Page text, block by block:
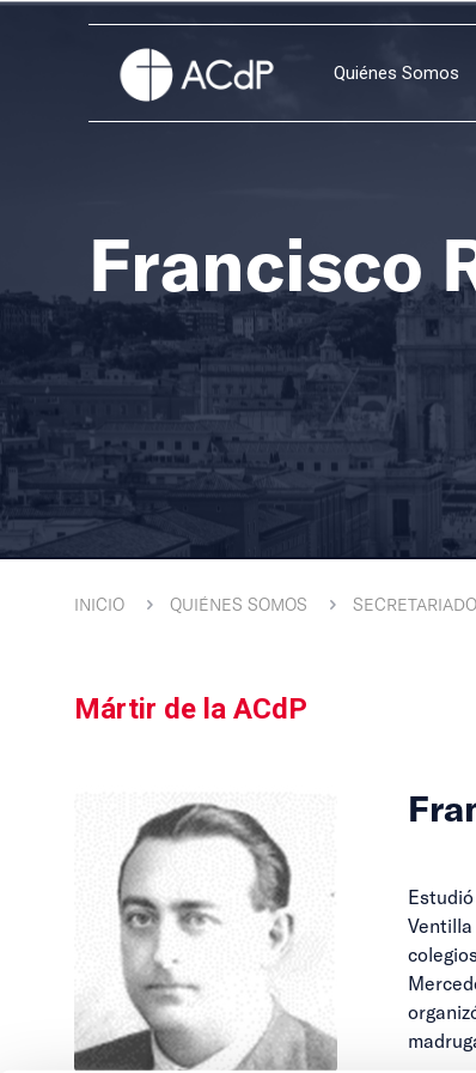
Quiénes Somos
Francisco
INICIO QUIÉNES SOMOS
Mártir de la ACdP
Ventilla